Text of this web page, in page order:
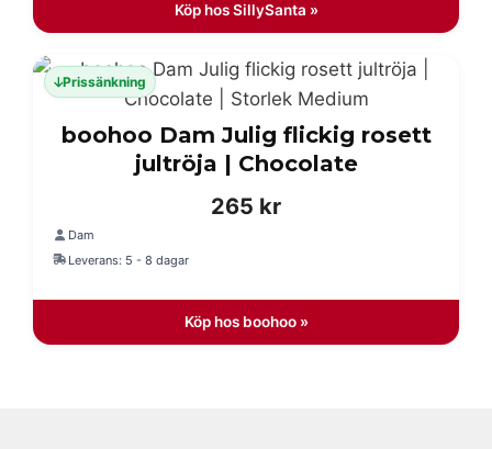
Köp hos SillySanta »
Prissänkning
boohoo Dam Julig flickig rosett
jultröja | Chocolate
265 kr
Dam
Leverans: 5 - 8 dagar
Köp hos boohoo »